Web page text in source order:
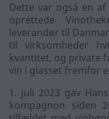
Dette var også en
oprettede
leverandør til
til virksomheder
kvantitet, og private
vin i glasset fremfor
1. juli 2023 gav
kompagnon siden